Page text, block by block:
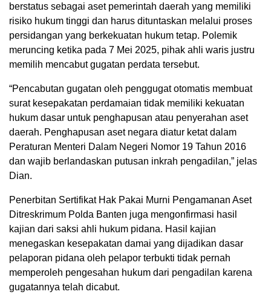
berstatus sebagai aset pemerintah daerah yang memiliki
risiko hukum tinggi dan harus dituntaskan melalui proses
persidangan yang berkekuatan hukum tetap. Polemik
meruncing ketika pada 7 Mei 2025, pihak ahli waris justru
memilih mencabut gugatan perdata tersebut.
“Pencabutan gugatan oleh penggugat otomatis membuat
surat kesepakatan perdamaian tidak memiliki kekuatan
hukum dasar untuk penghapusan atau penyerahan aset
daerah. Penghapusan aset negara diatur ketat dalam
Peraturan Menteri Dalam Negeri Nomor 19 Tahun 2016
dan wajib berlandaskan putusan inkrah pengadilan,” jelas
Dian.
Penerbitan Sertifikat Hak Pakai Murni Pengamanan Aset
Ditreskrimum Polda Banten juga mengonfirmasi hasil
kajian dari saksi ahli hukum pidana. Hasil kajian
menegaskan kesepakatan damai yang dijadikan dasar
pelaporan pidana oleh pelapor terbukti tidak pernah
memperoleh pengesahan hukum dari pengadilan karena
gugatannya telah dicabut.